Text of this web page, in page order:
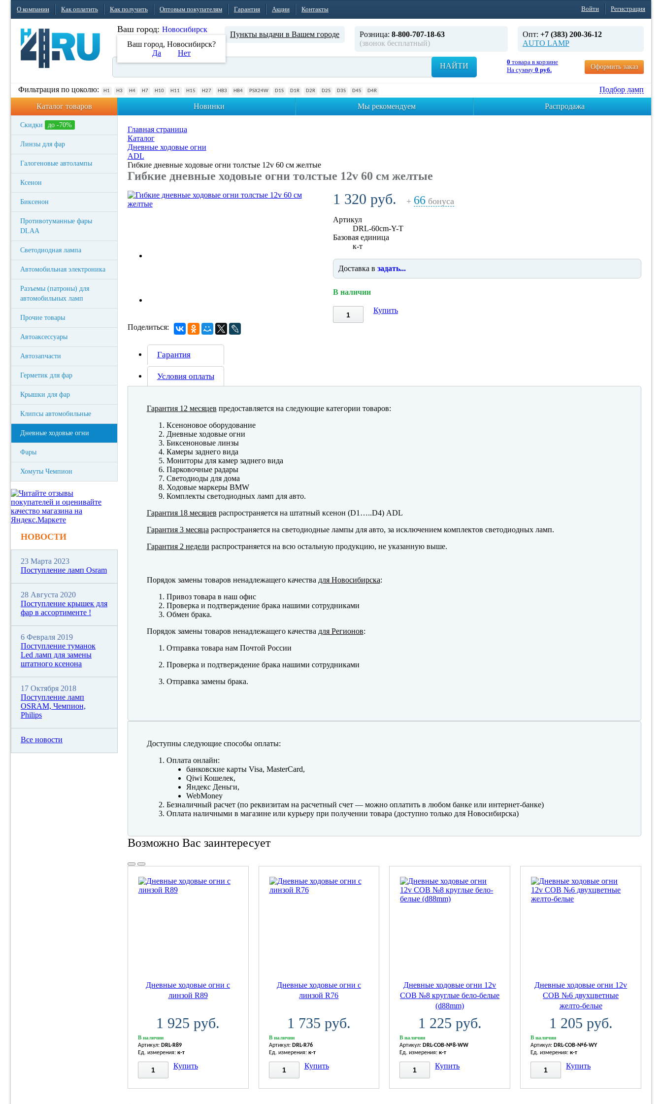
О компании Как оплатить Как получить Оптовым покупателям Гарантия Акции Контакты Войти Регистрация
Ваш город: Новосибирск
Ваш город, Новосибирск?
Да
Нет
Пункты выдачи в Вашем городе Розница: 8-800-707-18-63
(звонок бесплатный)
Опт: +7 (383) 200-36-12
AUTO LAMP
НАЙТИ 0 товара в корзине
На сумму 0 руб. Оформить заказ
Фильтрация по цоколю: H1 H3 H4 H7 H10 H11 H15 H27 HB3 HB4 PSX24W D1S D1R D2R D2S D3S D4S D4R
Подбор ламп
Каталог товаров
Новинки Мы рекомендуем Распродажа
Скидки до -70%
Линзы для фар
Галогеновые автолампы
Ксенон
Биксенон
Противотуманные фары
DLAA
Светодиодная лампа
Автомобильная электроника
Разъемы (патроны) для
автомобильных ламп
Прочие товары
Автоаксессуары
Автозапчасти
Герметик для фар
Крышки для фар
Клипсы автомобильные
Дневные ходовые огни
Фары
Хомуты Чемпион
Главная страница
Каталог
Дневные ходовые огни
ADL
Гибкие дневные ходовые огни толстые 12v 60 см желтые
Гибкие дневные ходовые огни толстые 12v 60 см желтые
1 320 руб. + 66бонуса
Артикул
DRL-60cm-Y-T
Базовая единица
к-т
Доставка в задать...
В наличии
Купить
Поделиться:
Гарантия
Условия оплаты
Гарантия 12 месяцев предоставляется на следующие категории товаров:
Ксеноновое оборудование
Дневные ходовые огни
Биксеноновые линзы
Камеры заднего вида
Мониторы для камер заднего вида
Парковочные радары
Светодиоды для дома
Ходовые маркеры BMW
Комплекты светодиодных ламп для авто.
Гарантия 18 месяцев распространяется на штатный ксенон (D1…..D4) ADL
Гарантия 3 месяца распространяется на светодиодные лампы для авто, за исключением комплектов светодиодных ламп.
Гарантия 2 недели распространяется на всю остальную продукцию, не указанную выше.
Порядок замены товаров ненадлежащего качества для Новосибирска:
Привоз товара в наш офис
Проверка и подтверждение брака нашими сотрудниками
Обмен брака.
Порядок замены товаров ненадлежащего качества для Регионов:
Отправка товара нам Почтой России
Проверка и подтверждение брака нашими сотрудниками
Отправка замены брака.
Доступны следующие способы оплаты:
Оплата онлайн:
банковские карты Visa, MasterCard,
Qiwi Кошелек,
Яндекс Деньги,
WebMoney
Безналичный расчет (по реквизитам на расчетный счет — можно оплатить в любом банке или интернет-банке)
Оплата наличными в магазине или курьеру при получении товара (доступно только для Новосибирска)
Возможно Вас заинтересует
Дневные ходовые огни с
линзой R89
1 925 руб.
В наличии
Артикул: DRL-R89
Ед. измерения: к-т
Купить
Дневные ходовые огни с
линзой R76
1 735 руб.
В наличии
Артикул: DRL-R76
Ед. измерения: к-т
Купить
Дневные ходовые огни 12v
COB №8 круглые бело-белые
(d88mm)
1 225 руб.
В наличии
Артикул: DRL-COB-№8-WW
Ед. измерения:к-т
Купить
Дневные ходовые огни 12v
COB №6 двухцветные
желто-белые
1 205 руб.
В наличии
Артикул: DRL-COB-№6-WY
Ед. измерения:к-т
Купить
НОВОСТИ
23 Марта 2023
Поступление ламп Osram
28 Августа 2020
Поступление крышек для
фар в ассортименте !
6 Февраля 2019
Поступление туманок
Led ламп для замены
штатного ксенона
17 Октября 2018
Поступление ламп
OSRAM, Чемпион,
Philips
Все новости